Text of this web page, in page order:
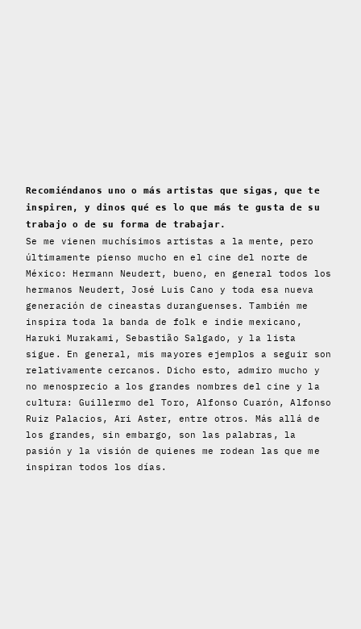
Recomiéndanos uno o más artistas que sigas, que te
inspiren, y dinos qué es lo que más te gusta de su
trabajo o de su forma de trabajar.
Se me vienen muchísimos artistas a la mente, pero
últimamente pienso mucho en el cine del norte de
México: Hermann Neudert, bueno, en general todos los
hermanos Neudert, José Luis Cano y toda esa nueva
generación de cineastas duranguenses. También me
inspira toda la banda de folk e indie mexicano,
Haruki Murakami, Sebastião Salgado, y la lista
sigue. En general, mis mayores ejemplos a seguir son
relativamente cercanos. Dicho esto, admiro mucho y
no menosprecio a los grandes nombres del cine y la
cultura: Guillermo del Toro, Alfonso Cuarón, Alfonso
Ruiz Palacios, Ari Aster, entre otros. Más allá de
los grandes, sin embargo, son las palabras, la
pasión y la visión de quienes me rodean las que me
inspiran todos los días.